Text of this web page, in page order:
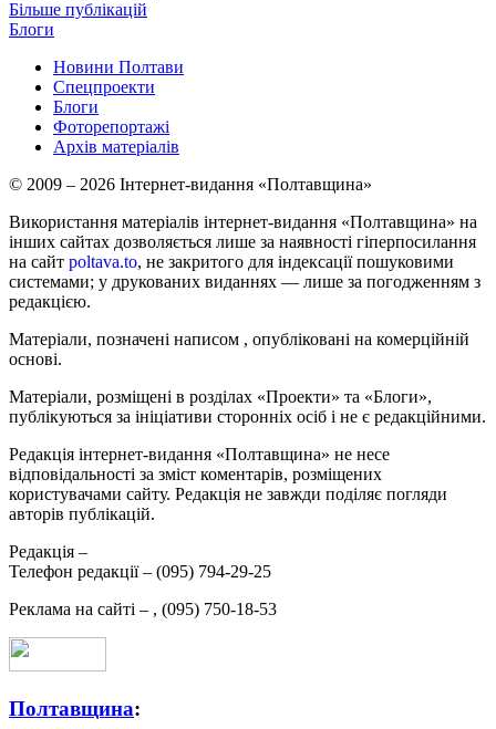
Більше публікацій
Блоги
Новини Полтави
Спецпроекти
Блоги
Фоторепортажі
Архів матеріалів
© 2009 – 2026 Інтернет-видання «Полтавщина»
Використання матеріалів інтернет-видання «Полтавщина» на
інших сайтах дозволяється лише за наявності гіперпосилання
на сайт poltava.to, не закритого для індексації пошуковими
системами; у друкованих виданнях — лише за погодженням з
редакцією.
Матеріали, позначені написом , опубліковані на комерційній
основі.
Матеріали, розміщені в розділах «Проекти» та «Блоги»,
публікуються за ініціативи сторонніх осіб і не є редакційними.
Редакція інтернет-видання «Полтавщина» не несе
відповідальності за зміст коментарів, розміщених
користувачами сайту. Редакція не завжди поділяє погляди
авторів публікацій.
Редакція –
Телефон редакції – (095) 794-29-25
Реклама на сайті – , (095) 750-18-53
Полтавщина: